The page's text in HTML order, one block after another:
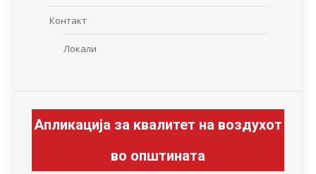
Контакт
Локали
Апликација за квалитет на воздухот
во општината